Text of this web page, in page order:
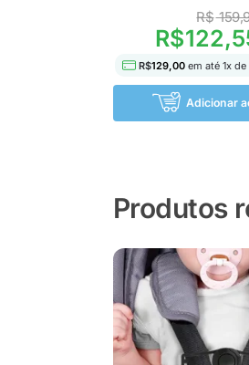
R$
R$
R$129,00 em até1x de
Adicionar
Produtos